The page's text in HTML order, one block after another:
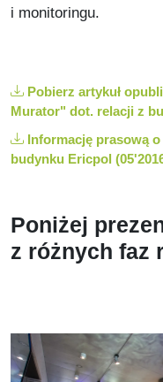
i monitoringu.
Pobierz artykuł
Murator" dot. relacji z
Informację prasową
budynku Ericpol
Poniżej
z różnych faz